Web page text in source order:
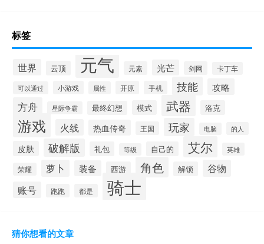
标签
世界 云顶 元气 元素 光芒 剑网 卡丁车
可以通过 小游戏 属性 开原 手机 技能 攻略
方舟 星际争霸 最终幻想 模式 武器 洛克
游戏 火线 热血传奇 王国 玩家 电脑 的人
皮肤 破解版 礼包 等级 自己的 艾尔 英雄
荣耀 萝卜 装备 西游 角色 解锁 谷物
账号 跑跑 都是 骑士
猜你想看的文章